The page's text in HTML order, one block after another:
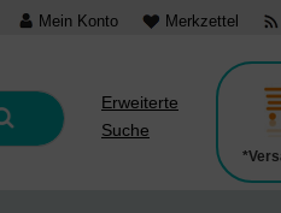
Mein Konto Merkzettel
Erweiterte
Suche